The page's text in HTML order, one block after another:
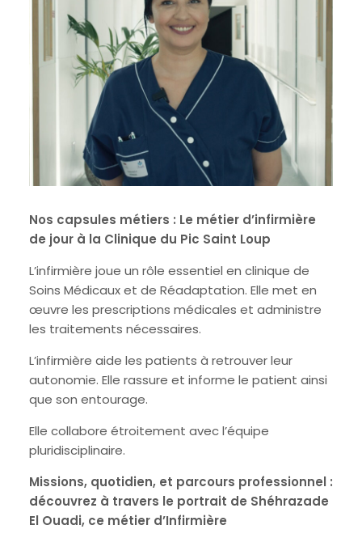
Nos capsules métiers : Le métier d’infirmière
de jour à la Clinique du Pic Saint Loup
L’infirmière joue un rôle essentiel en clinique de
Soins Médicaux et de Réadaptation. Elle met en
œuvre les prescriptions médicales et administre
les traitements nécessaires.
L’infirmière aide les patients à retrouver leur
autonomie. Elle rassure et informe le patient ainsi
que son entourage.
Elle collabore étroitement avec l’équipe
pluridisciplinaire.
Missions, quotidien, et parcours professionnel :
découvrez à travers le portrait de Shéhrazade
El Ouadi, ce métier d’Infirmière